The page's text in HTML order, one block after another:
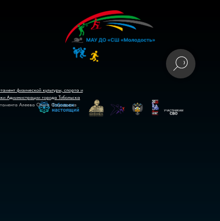
физической культуры, спорта и
Администрации города Тобольска
Алеева Ольга Фаридовна